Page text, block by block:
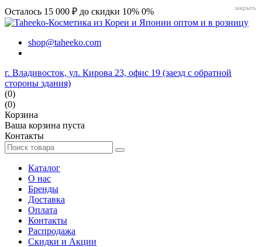
Осталось 15 000 ₽ до скидки 10% 0%
shop@taheeko.com
г. Владивосток, ул. Кирова 23, офис 19 (заезд с обратной
стороны здания)
(0)
(0)
Корзина
Ваша корзина пуста
Контакты
Каталог
О нас
Бренды
Доставка
Оплата
Контакты
Распродажа
Скидки и Акции
закрыть